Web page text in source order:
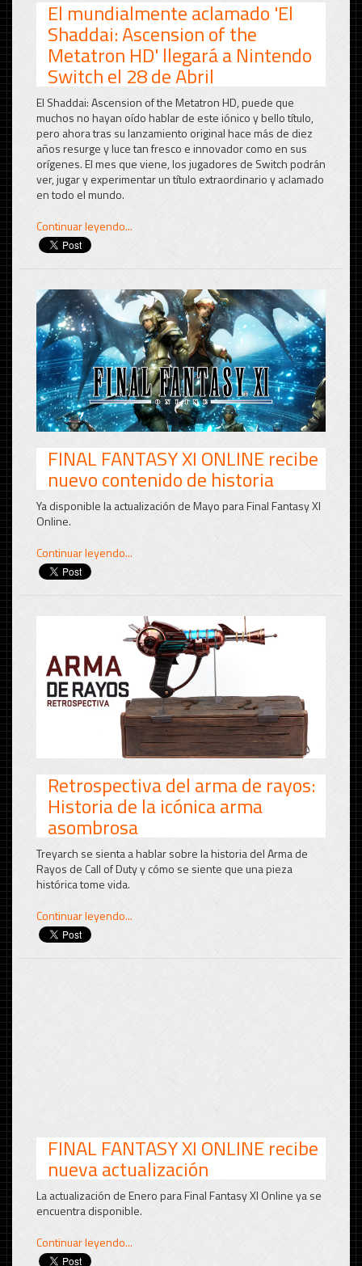
El mundialmente aclamado 'El
Shaddai: Ascension of the
Metatron HD' llegará a Nintendo
Switch el 28 de Abril
El Shaddai: Ascension of the Metatron HD, puede que
muchos no hayan oído hablar de este iónico y bello título,
pero ahora tras su lanzamiento original hace más de diez
años resurge y luce tan fresco e innovador como en sus
orígenes. El mes que viene, los jugadores de Switch podrán
ver, jugar y experimentar un título extraordinario y aclamado
en todo el mundo.
Continuar leyendo...
FINAL FANTASY XI ONLINE recibe
nuevo contenido de historia
Ya disponible la actualización de Mayo para Final Fantasy XI
Online.
Continuar leyendo...
Retrospectiva del arma de rayos:
Historia de la icónica arma
asombrosa
Treyarch se sienta a hablar sobre la historia del Arma de
Rayos de Call of Duty y cómo se siente que una pieza
histórica tome vida.
Continuar leyendo...
FINAL FANTASY XI ONLINE recibe
nueva actualización
La actualización de Enero para Final Fantasy XI Online ya se
encuentra disponible.
Continuar leyendo...